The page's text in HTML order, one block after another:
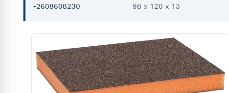
-2608608230 98 x 120 x 13